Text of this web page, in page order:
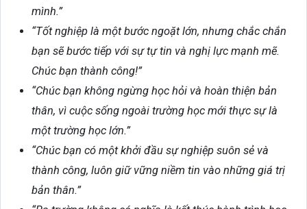
mình.”
“Tốt nghiệp là một bước ngoặt lớn, nhưng chắc chắn
bạn sẽ bước tiếp với sự tự tin và nghị lực mạnh mẽ.
Chúc bạn thành công!”
“Chúc bạn không ngừng học hỏi và hoàn thiện bản
thân, vì cuộc sống ngoài trường học mới thực sự là
một trường học lớn.”
“Chúc bạn có một khởi đầu sự nghiệp suôn sẻ và
thành công, luôn giữ vững niềm tin vào những giá trị
bản thân.”